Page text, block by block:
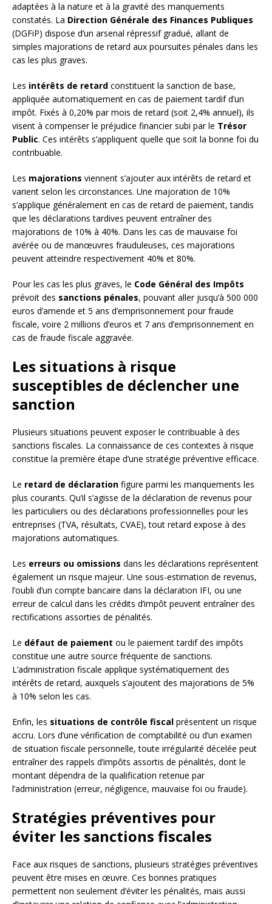
adaptées à la nature et à la gravité des manquements
constatés. La Direction Générale des Finances Publiques
(DGFiP) dispose d’un arsenal répressif gradué, allant de
simples majorations de retard aux poursuites pénales dans les
cas les plus graves.
Les intérêts de retard constituent la sanction de base,
appliquée automatiquement en cas de paiement tardif d’un
impôt. Fixés à 0,20% par mois de retard (soit 2,4% annuel), ils
visent à compenser le préjudice financier subi par le Trésor
Public. Ces intérêts s’appliquent quelle que soit la bonne foi du
contribuable.
Les majorations viennent s’ajouter aux intérêts de retard et
varient selon les circonstances. Une majoration de 10%
s’applique généralement en cas de retard de paiement, tandis
que les déclarations tardives peuvent entraîner des
majorations de 10% à 40%. Dans les cas de mauvaise foi
avérée ou de manœuvres frauduleuses, ces majorations
peuvent atteindre respectivement 40% et 80%.
Pour les cas les plus graves, le Code Général des Impôts
prévoit des sanctions pénales, pouvant aller jusqu’à 500 000
euros d’amende et 5 ans d’emprisonnement pour fraude
fiscale, voire 2 millions d’euros et 7 ans d’emprisonnement en
cas de fraude fiscale aggravée.
Les situations à risque
susceptibles de déclencher une
sanction
Plusieurs situations peuvent exposer le contribuable à des
sanctions fiscales. La connaissance de ces contextes à risque
constitue la première étape d’une stratégie préventive efficace.
Le retard de déclaration figure parmi les manquements les
plus courants. Qu’il s’agisse de la déclaration de revenus pour
les particuliers ou des déclarations professionnelles pour les
entreprises (TVA, résultats, CVAE), tout retard expose à des
majorations automatiques.
Les erreurs ou omissions dans les déclarations représentent
également un risque majeur. Une sous-estimation de revenus,
l’oubli d’un compte bancaire dans la déclaration IFI, ou une
erreur de calcul dans les crédits d’impôt peuvent entraîner des
rectifications assorties de pénalités.
Le défaut de paiement ou le paiement tardif des impôts
constitue une autre source fréquente de sanctions.
L’administration fiscale applique systématiquement des
intérêts de retard, auxquels s’ajoutent des majorations de 5%
à 10% selon les cas.
Enfin, les situations de contrôle fiscal présentent un risque
accru. Lors d’une vérification de comptabilité ou d’un examen
de situation fiscale personnelle, toute irrégularité décelée peut
entraîner des rappels d’impôts assortis de pénalités, dont le
montant dépendra de la qualification retenue par
l’administration (erreur, négligence, mauvaise foi ou fraude).
Stratégies préventives pour
éviter les sanctions fiscales
Face aux risques de sanctions, plusieurs stratégies préventives
peuvent être mises en œuvre. Ces bonnes pratiques
permettent non seulement d’éviter les pénalités, mais aussi